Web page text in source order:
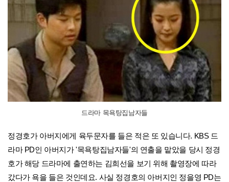
드라마 목욕탕집남자들
정경호가 아버지에게 육두문자를 들은 적은 또 있습니다. KBS 드
라마 PD인 아버지가 '목욕탕집남자들'의 연출을 맡았을 당시 정경
호가 해당 드라마에 출연하는 김희선을 보기 위해 촬영장에 따라
갔다가 욕을 들은 것인데요. 사실 정경호의 아버지인 정을영 PD는